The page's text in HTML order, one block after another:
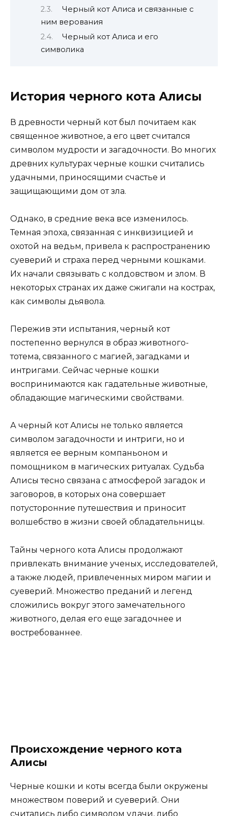
Черный кот Алиса и связанные с
ним верования
Черный кот Алиса и его
символика
История черного кота Алисы
В древности черный кот был почитаем как
священное животное, а его цвет считался
символом мудрости и загадочности. Во многих
древних культурах черные кошки считались
удачными, приносящими счастье и
защищающими дом от зла.
Однако, в средние века все изменилось.
Темная эпоха, связанная с инквизицией и
охотой на ведьм, привела к распространению
суеверий и страха перед черными кошками.
Их начали связывать с колдовством и злом. В
некоторых странах их даже сжигали на кострах,
как символы дьявола.
Пережив эти испытания, черный кот
постепенно вернулся в образ животного-
тотема, связанного с магией, загадками и
интригами. Сейчас черные кошки
воспринимаются как гадательные животные,
обладающие магическими свойствами.
А черный кот Алисы не только является
символом загадочности и интриги, но и
является ее верным компаньоном и
помощником в магических ритуалах. Судьба
Алисы тесно связана с атмосферой загадок и
заговоров, в которых она совершает
потусторонние путешествия и приносит
волшебство в жизни своей обладательницы.
Тайны черного кота Алисы продолжают
привлекать внимание ученых, исследователей,
а также людей, привлеченных миром магии и
суеверий. Множество преданий и легенд
сложились вокруг этого замечательного
животного, делая его еще загадочнее и
востребованнее.
Происхождение черного кота
Алисы
Черные кошки и коты всегда были окружены
множеством поверий и суеверий. Они
считались либо символом удачи, либо